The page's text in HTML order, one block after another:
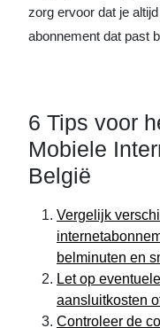
zorg ervoor dat je
abonnement dat past
6 Tips voor
Mobiele
België
Vergelijk
belminuten en
Let op
aansluitkosten
Controleer de